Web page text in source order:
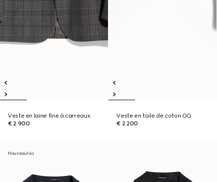
Veste en laine fine à carreaux
€ 2.900
Veste en toile de coton GG
€ 2.200
Nouveautés